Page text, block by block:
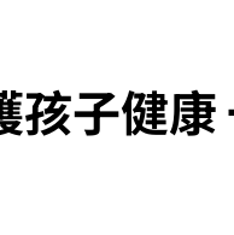
孩子健